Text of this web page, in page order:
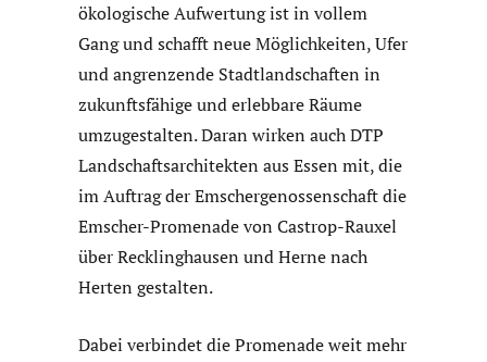
ökologische Aufwertung ist in vollem
Gang und schafft neue Möglichkeiten, Ufer
und angrenzende Stadtlandschaften in
zukunftsfähige und erlebbare Räume
umzugestalten. Daran wirken auch DTP
Landschaftsarchitekten aus Essen mit, die
im Auftrag der Emschergenossenschaft die
Emscher-Promenade von Castrop-Rauxel
über Recklinghausen und Herne nach
Herten gestalten.
Dabei verbindet die Promenade weit mehr